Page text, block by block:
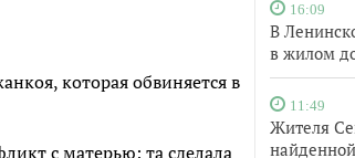
16:09
В
в жилом
11:49
Жителя
которая обвиняется в
с матерью: та сделала